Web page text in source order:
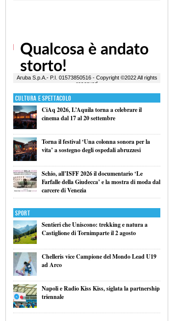
Cultura e Spettacolo
CiAq 2026, L’Aquila torna a celebrare il
cinema dal 17 al 20 settembre
Torna il festival ‘Una colonna sonora per la
vita’ a sostegno degli ospedali abruzzesi
Schio, all’ISFF 2026 il documentario ‘Le
Farfalle della Giudecca’ e la mostra di moda dal
carcere di Venezia
Sport
Sentieri che Uniscono: trekking e natura a
Castiglione di Tornimparte il 2 agosto
Chelleris vice Campione del Mondo Lead U19
ad Arco
Napoli e Radio Kiss Kiss, siglata la partnership
triennale